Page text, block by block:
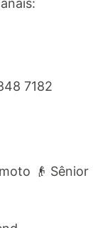
7182
👴 Sênior